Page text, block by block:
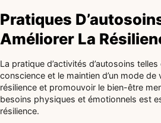
Pratiques
Améliorer La
La pratique d’activités d’autosoins telles
conscience et le maintien d’un mode de
résilience et promouvoir le bien-être
besoins physiques et émotionnels est
résilience.